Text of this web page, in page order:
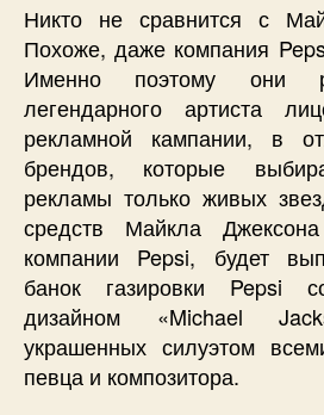
Никто не сравнится с
Похоже, даже компания
Именно поэтому они
легендарного артиста
рекламной кампании, в
брендов, которые
рекламы только живых
средств Майкла
компании Pepsi, будет
банок газировки Pepsi
дизайном «Michael
украшенных силуэтом
певца и композитора.